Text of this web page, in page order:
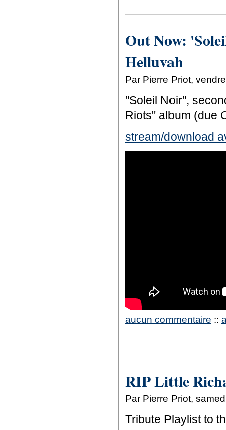
Out Now:
Helluvah
Par Pierre Priot,
"Soleil Noir",
Riots" album (due
stream/download
aucun commentaire ::
RIP Little
Par Pierre Priot,
Tribute Playlist to